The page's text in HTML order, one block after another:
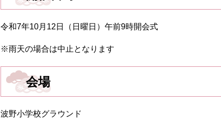
令和7年10月12日（日曜日）午前9時開会式
※雨天の場合は中止となります
会場
波野小学校グラウンド